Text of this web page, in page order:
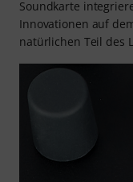
Soundkarte
Innovationen auf
natürlichen Teil des